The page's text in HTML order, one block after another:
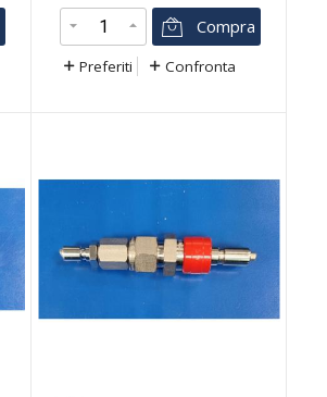
Compra
Preferiti Confronta
€ 189,00 €199,00